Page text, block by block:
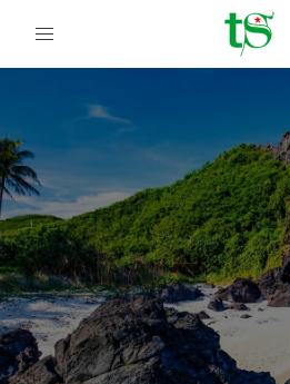
Tour
Việt
Nam
Từ
Bắc
Vào
Nam
|
Trường
Sa
Tourist
DMC